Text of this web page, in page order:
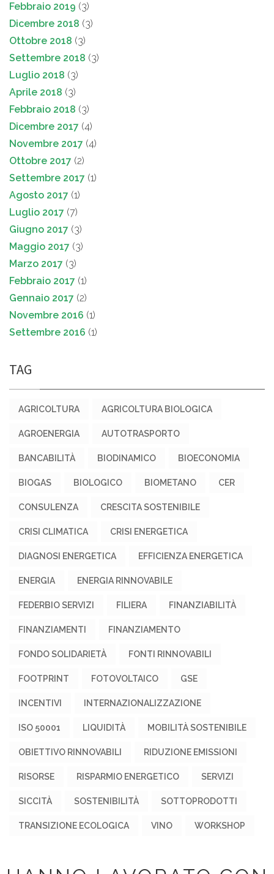
Febbraio 2019 (3)
Dicembre 2018 (3)
Ottobre 2018 (3)
Settembre 2018 (3)
Luglio 2018 (3)
Aprile 2018 (3)
Febbraio 2018 (3)
Dicembre 2017 (4)
Novembre 2017 (4)
Ottobre 2017 (2)
Settembre 2017 (1)
Agosto 2017 (1)
Luglio 2017 (7)
Giugno 2017 (3)
Maggio 2017 (3)
Marzo 2017 (3)
Febbraio 2017 (1)
Gennaio 2017 (2)
Novembre 2016 (1)
Settembre 2016 (1)
TAG
AGRICOLTURA AGRICOLTURA BIOLOGICA
AGROENERGIA AUTOTRASPORTO
BANCABILITÀ BIODINAMICO BIOECONOMIA
BIOGAS BIOLOGICO BIOMETANO CER
CONSULENZA CRESCITA SOSTENIBILE
CRISI CLIMATICA CRISI ENERGETICA
DIAGNOSI ENERGETICA EFFICIENZA ENERGETICA
ENERGIA ENERGIA RINNOVABILE
FEDERBIO SERVIZI FILIERA FINANZIABILITÀ
FINANZIAMENTI FINANZIAMENTO
FONDO SOLIDARIETÀ FONTI RINNOVABILI
FOOTPRINT FOTOVOLTAICO GSE
INCENTIVI INTERNAZIONALIZZAZIONE
ISO 50001 LIQUIDITÀ MOBILITÀ SOSTENIBILE
OBIETTIVO RINNOVABILI RIDUZIONE EMISSIONI
RISORSE RISPARMIO ENERGETICO SERVIZI
SICCITÀ SOSTENIBILITÀ SOTTOPRODOTTI
TRANSIZIONE ECOLOGICA VINO WORKSHOP